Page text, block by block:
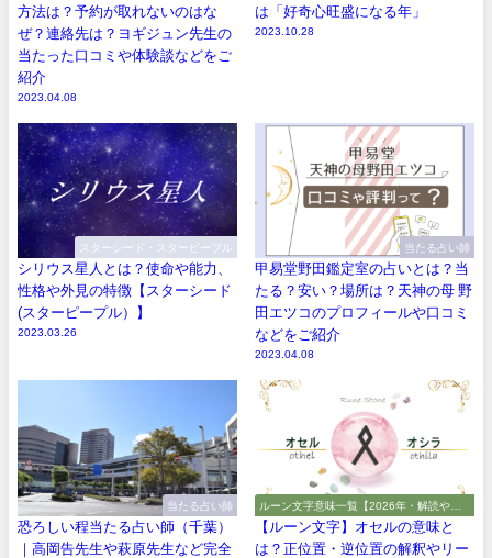
方法は？予約が取れないのはな
ぜ？連絡先は？ヨギジュン先生の
当たった口コミや体験談などをご
紹介
2023.04.08
は「好奇心旺盛になる年」
2023.10.28
スターシード・スターピープル
シリウス星人とは？使命や能力、
性格や外見の特徴【スターシード
(スターピープル）】
2023.03.26
当たる占い師
甲易堂野田鑑定室の占いとは？当
たる？安い？場所は？天神の母 野
田エツコのプロフィールや口コミ
などをご紹介
2023.04.08
当たる占い師
恐ろしい程当たる占い師（千葉）
｜高岡告先生や萩原先生など完全
ルーン文字意味一覧【2026年・解読や解
釈やアルファベット】
【ルーン文字】オセルの意味と
は？正位置・逆位置の解釈やリー